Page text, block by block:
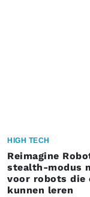
HIGH TECH
Reimagine
stealth-modus
voor robots die
kunnen leren